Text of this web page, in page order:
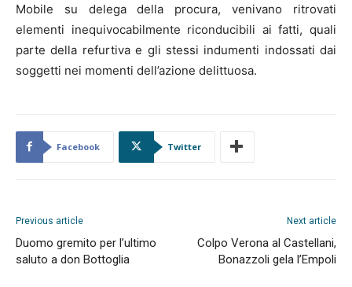
Mobile su delega della procura, venivano ritrovati
elementi inequivocabilmente riconducibili ai fatti, quali
parte della refurtiva e gli stessi indumenti indossati dai
soggetti nei momenti dell’azione delittuosa.
Facebook Twitter
Previous article
Duomo gremito per l’ultimo
saluto a don Bottoglia
Next article
Colpo Verona al Castellani,
Bonazzoli gela l’Empoli